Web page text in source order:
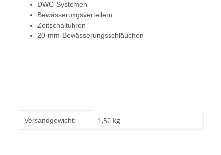
DWC-Systemen
Bewässerungsverteilern
Zeitschaltuhren
20-mm-Bewässerungsschläuchen
Produkteigenschaft
Wert
Versandgewicht: 1,50 kg